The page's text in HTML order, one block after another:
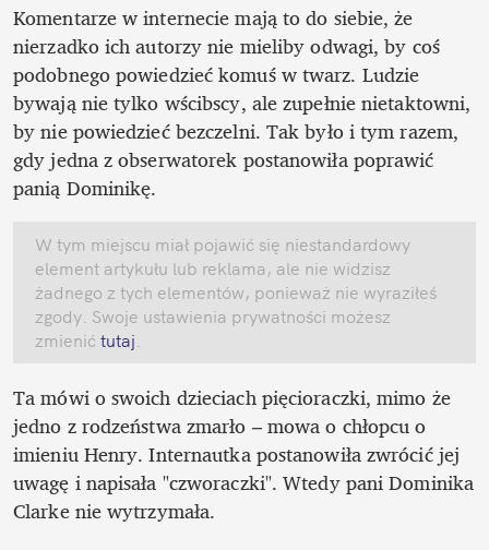
Komentarze w internecie mają to do siebie, że
nierzadko ich autorzy nie mieliby odwagi, by coś
podobnego powiedzieć komuś w twarz. Ludzie
bywają nie tylko wścibscy, ale zupełnie nietaktowni,
by nie powiedzieć bezczelni. Tak było i tym razem,
gdy jedna z obserwatorek postanowiła poprawić
panią Dominikę.
W tym miejscu miał pojawić się niestandardowy
element artykułu lub reklama, ale nie widzisz
żadnego z tych elementów, ponieważ nie wyraziłeś
zgody. Swoje ustawienia prywatności możesz
zmienić tutaj.
Ta mówi o swoich dzieciach pięcioraczki, mimo że
jedno z rodzeństwa zmarło – mowa o chłopcu o
imieniu Henry. Internautka postanowiła zwrócić jej
uwagę i napisała "czworaczki". Wtedy pani Dominika
Clarke nie wytrzymała.